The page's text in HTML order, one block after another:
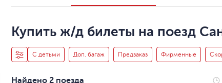
Купить ж/д билеты на поезд
С детьми Доп. багаж Предзаказ Фирменные
Найдено 2 поезда